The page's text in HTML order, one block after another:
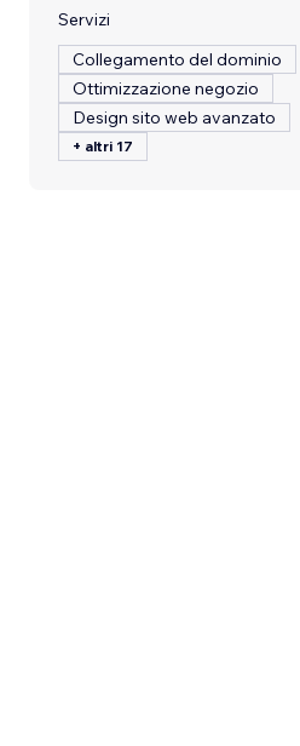
Servizi
Collegamento del dominio
Ottimizzazione negozio
Design sito web avanzato
+ altri 17